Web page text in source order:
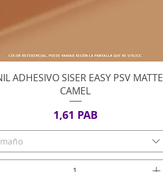
Vista rápida
ADHESIVO SISER EASY PSV MATTE
CAMEL
Precio
1,61 PAB